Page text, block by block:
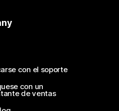
con el soporte
con un
de ventas